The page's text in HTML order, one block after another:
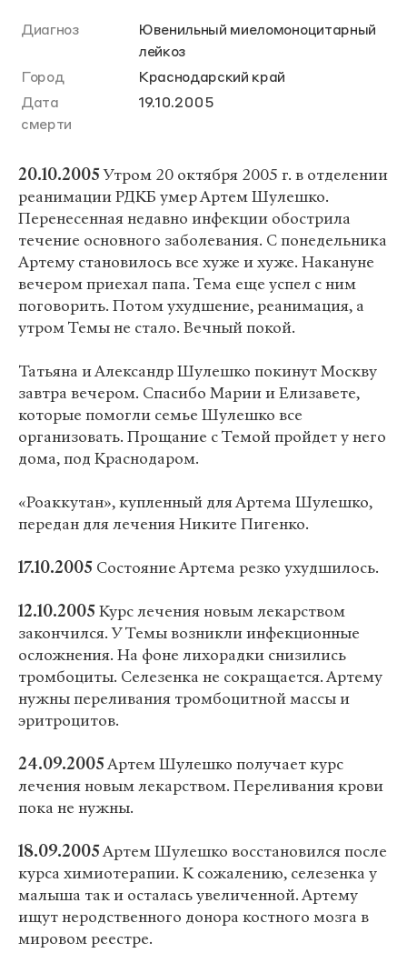
Диагноз
Ювенильный миеломоноцитарный
лейкоз
Город
Краснодарский край
Дата
смерти
19.10.2005
20.10.2005Утром 20 октября 2005 г. в отделении
реанимации РДКБ умер Артем Шулешко.
Перенесенная недавно инфекции обострила
течение основного заболевания. С понедельника
Артему становилось все хуже и хуже. Накануне
вечером приехал папа. Тема еще успел с ним
поговорить. Потом ухудшение, реанимация, а
утром Темы не стало. Вечный покой.
Татьяна и Александр Шулешко покинут Москву
завтра вечером. Спасибо Марии и Елизавете,
которые помогли семье Шулешко все
организовать. Прощание с Темой пройдет у него
дома, под Краснодаром.
«Роаккутан», купленный для Артема Шулешко,
передан для лечения Никите Пигенко.
17.10.2005 Состояние Артема резко ухудшилось.
12.10.2005Курс лечения новым лекарством
закончился. У Темы возникли инфекционные
осложнения. На фоне лихорадки снизились
тромбоциты. Селезенка не сокращается. Артему
нужны переливания тромбоцитной массы и
эритроцитов.
24.09.2005Артем Шулешко получает курс
лечения новым лекарством. Переливания крови
пока не нужны.
18.09.2005Артем Шулешко восстановился после
курса химиотерапии. К сожалению, селезенка у
малыша так и осталась увеличенной. Артему
ищут неродственного донора костного мозга в
мировом реестре.